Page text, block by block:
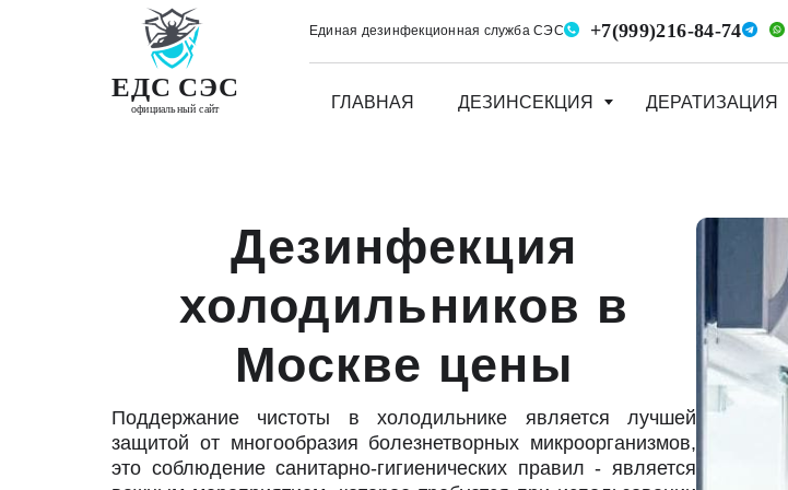
ЕДС СЭС
официальный сайт
Единая дезинфекционная служба СЭС +7(999)216-84-74
ГЛАВНАЯ ДЕЗИНСЕКЦИЯ ДЕРАТИЗАЦИЯ
Дезинфекция
холодильников в
Москве цены
Поддержание чистоты в холодильнике является лучшей
защитой от многообразия болезнетворных микроорганизмов,
это соблюдение санитарно-гигиенических правил - является